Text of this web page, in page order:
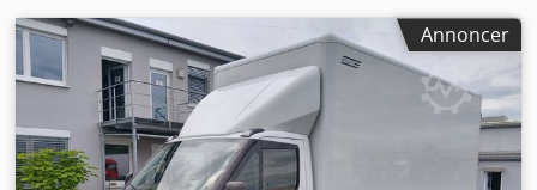
Annoncer